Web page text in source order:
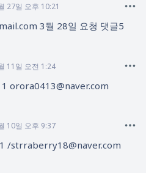
27일 오후 10:21
3둴 28일 요청 댓글5
11일 오전 1:24
orora0413@naver.com
10일 오후 9:37
/strraberry18@naver.com